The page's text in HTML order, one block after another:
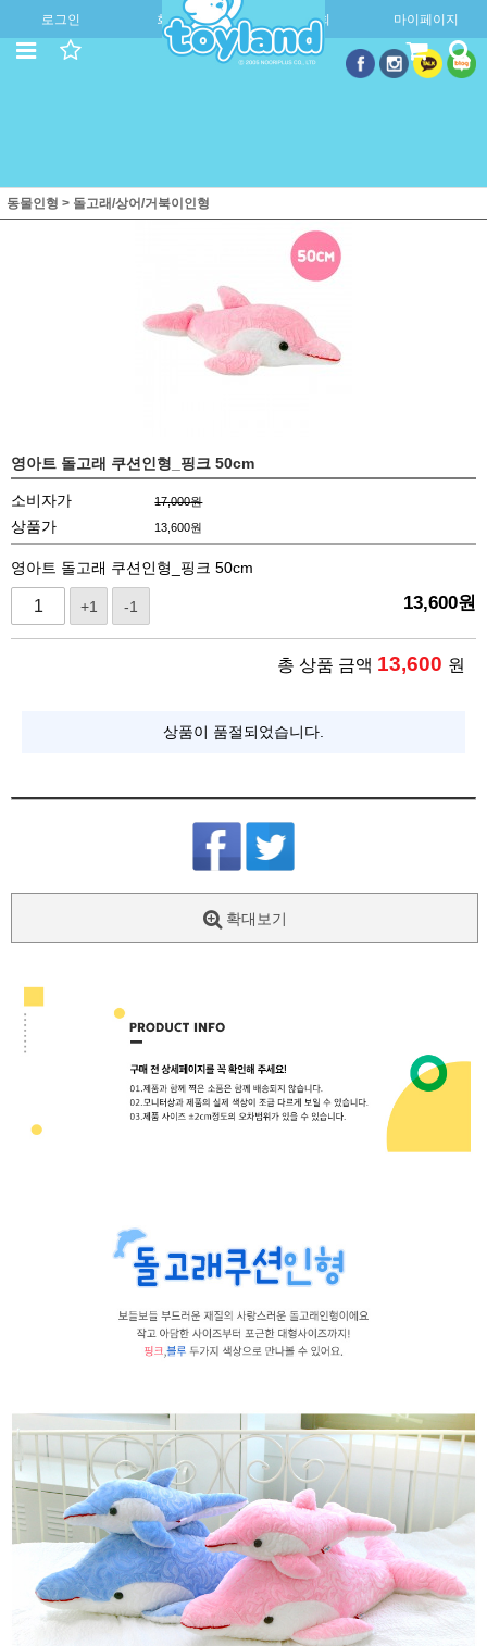
로그인 회원가입 주문조회 마이페이지
동물인형 > 돌고래/상어/거북이인형
영아트 돌고래 쿠션인형_핑크 50cm
소비자가 17,000원
상품가 13,600원
영아트 돌고래 쿠션인형_핑크 50cm
+1 -1 13,600원
총 상품 금액 13,600 원
상품이 품절되었습니다.
확대보기